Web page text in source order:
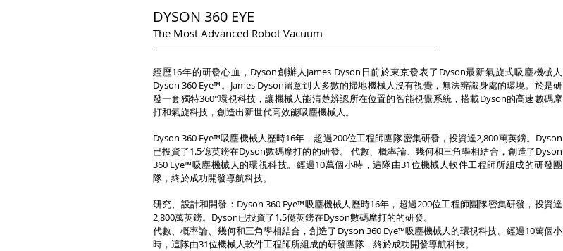
DYSON 360 EYE
The Most Advanced Robot Vacuum
經歷16年的研發心血，Dyson創辦人James Dyson日前於東京發表了Dyson最新氣旋式吸塵機械人
Dyson 360 Eye™。James Dyson留意到大多數的掃地機械人沒有視覺，無法辨識身處的環境。於是研
發一套獨特360°環視科技，讓機械人能清楚辨認所在位置的智能視覺系統，搭載Dyson的高速數碼摩
打和氣旋科技，創造出新世代高效能吸塵機械人。
Dyson 360 Eye™吸塵機械人歷時16年，超過200位工程師團隊密集研發，投資達2,800萬英鎊。Dyson
已投資了1.5億英鎊在Dyson數碼摩打的的研發。 代數、概率論、幾何和三角學相結合，創造了Dyson
360 Eye™吸塵機械人的環視科技。經過10萬個小時，這隊由31位機械人軟件工程師所組成的研發團
隊，終於成功開發導航科技。
研究、設計和開發：Dyson 360 Eye™吸塵機械人歷時16年，超過200位工程師團隊密集研發，投資達
2,800萬英鎊。Dyson已投資了1.5億英鎊在Dyson數碼摩打的的研發。
代數、概率論、幾何和三角學相結合，創造了Dyson 360 Eye™吸塵機械人的環視科技。經過10萬個小
時，這隊由31位機械人軟件工程師所組成的研發團隊，終於成功開發導航科技。